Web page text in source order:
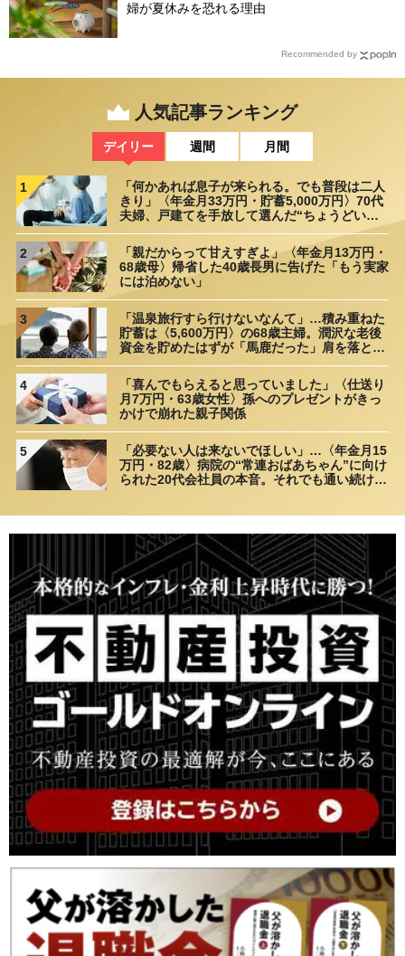
婦が夏休みを恐れる理由
Recommended by
人気記事ランキング
デイリー 週間 月間
1
「何かあれば息子が来られる。でも普段は二人
きり」〈年金月33万円・貯蓄5,000万円〉70代
夫婦、戸建てを手放して選んだ“ちょうどいい
距離”
2
「親だからって甘えすぎよ」〈年金月13万円・
68歳母〉帰省した40歳長男に告げた「もう実家
には泊めない」
3
「温泉旅行すら行けないなんて」…積み重ねた
貯蓄は〈5,600万円〉の68歳主婦。潤沢な老後
資金を貯めたはずが「馬鹿だった」肩を落とす
理由
4
「喜んでもらえると思っていました」〈仕送り
月7万円・63歳女性〉孫へのプレゼントがきっ
かけで崩れた親子関係
5
「必要ない人は来ないでほしい」…〈年金月15
万円・82歳〉病院の“常連おばあちゃん”に向け
られた20代会社員の本音。それでも通い続ける